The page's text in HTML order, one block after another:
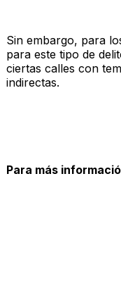
Sin embargo, para
para este tipo de
ciertas calles con
indirectas.
Para más